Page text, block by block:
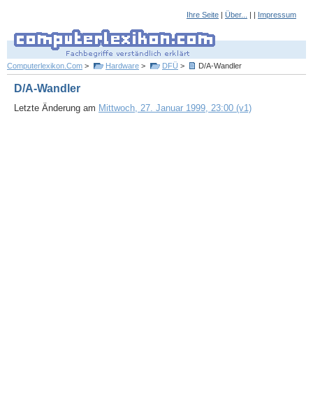
Ihre Seite | Über... | | Impressum
Computerlexikon.Com > Hardware > DFÜ > D/A-Wandler
D/A-Wandler
Letzte Änderung am Mittwoch, 27. Januar 1999, 23:00 (v1)